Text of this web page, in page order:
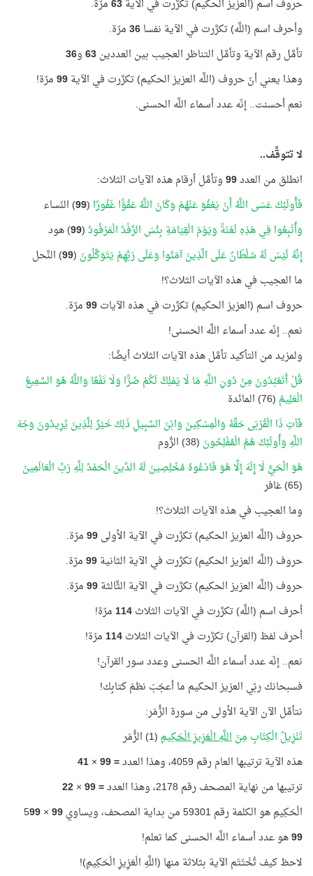
حروف اسم (العزيز الحكيم) تكرَّرت في الآية63مرّة.
وأحرف اسم (اللَّه) تكرَّرت في الآية نفسا36مرّة.
تأمَّل رقم الآية وتأمَّل التناظر العجيب بين العددين63و36
وهذا يعني أنّ حروف (اللَّه العزيز الحكيم) تكرَّرت في الآية99مرّة!
نعم أحسنت.. إنّه عدد أسماء اللَّه الحسنى.
لا تتوقَّف..
انطلق من العدد99وتأمَّل أرقام هذه الآيات الثلاث:
فَأُولَئِكَ عَسَى اللَّهُ أَنْ يَعْفُوَ عَنْهُمْ وَكَانَ اللَّهُ عَفُوًّا غَفُورًا (
99) النّساء
وَأُتْبِعُوا فِي هَذِهِ لَعْنَةً وَيَوْمَ الْقِيَامَةِ بِئْسَ الرِّفْدُ الْمَرْفُودُ(
99) هود
إِنَّهُ لَيْسَ لَهُ سُلْطَانٌ عَلَى الَّذِينَ آمَنُوا وَعَلَى رَبِّهِمْ يَتَوَكَّلُونَ (
99) النَّحل
ما العجيب في هذه الآيات الثلاث؟!
حروف اسم (العزيز الحكيم) تكرَّرت في هذه الآيات99مرّة.
نعم.. إنّه عدد أسماء اللَّه الحسنى!
ولمزيد من التأكيد تأمَّل هذه الآيات الثلاث أيضًا:
قُلْ أَتَعْبُدُونَ مِنْ دُونِ اللَّهِ مَا لَا يَمْلِكُ لَكُمْ ضَرًّا وَلَا نَفْعًا وَاللَّهُ هُوَ السَّمِيعُ
الْعَلِيمُ (76) المائدة
فَآتِ ذَا الْقُرْبَى حَقَّهُ وَالْمِسْكِينَ وَابْنَ السَّبِيلِ ذَلِكَ خَيْرٌ لِلَّذِينَ يُرِيدُونَ وَجْهَ
اللَّهِ وَأُولَئِكَ هُمُ الْمُفْلِحُونَ (38) الرُّوم
هُوَ الْحَيُّ لَا إِلَهَ إِلَّا هُوَ فَادْعُوهُ مُخْلِصِينَ لَهُ الدِّينَ الْحَمْدُ لِلَّهِ رَبِّ الْعَالَمِينَ
(65) غافر
وما العجيب في هذه الآيات الثلاث؟!
حروف (اللَّه العزيز الحكيم) تكرَّرت في الآية الأولى99مرّة.
حروف (اللَّه العزيز الحكيم) تكرَّرت في الآية الثانية99مرّة.
حروف (اللَّه العزيز الحكيم) تكرَّرت في الآية الثَّالثة99مرّة.
أحرف اسم (اللَّه) تكرَّرت في الآيات الثلاث114مرّة!
أحرف لفظ (القرآن) تكرَّرت في الآيات الثلاث114مرّة!
نعم.. إنّه عدد أسماء اللَّه الحسنى وعدد سور القرآن!
فسبحانك ربّي العزيز الحكيم ما أعجَبَ نظمَ كتابِك!
نتأمَّل الآن الآية الأولى من سورة الزُّمَر:
تَنْزِيلُ الْكِتَابِ مِنَاللَّهِ الْعَزِيزِ الْحَكِيمِ (1) الزُّمَر
هذه الآية ترتيبها العام رقم 4059، وهذا العدد
=
99
×
41
ترتيبها من نهاية المصحف رقم 2178، وهذا العدد
=
99
×
22
الْحَكِيمِ هو الكلمة رقم 59301 من بداية المصحف، ويساوي
99
× 5
99
99هو عدد أسماء اللَّه الحسنى كما تعلم!
لاحظ كيف تُخْتَتَم الآية بثلاثة منها (اللَّهِ الْعَزِيزِ الْحَكِيمِ)!